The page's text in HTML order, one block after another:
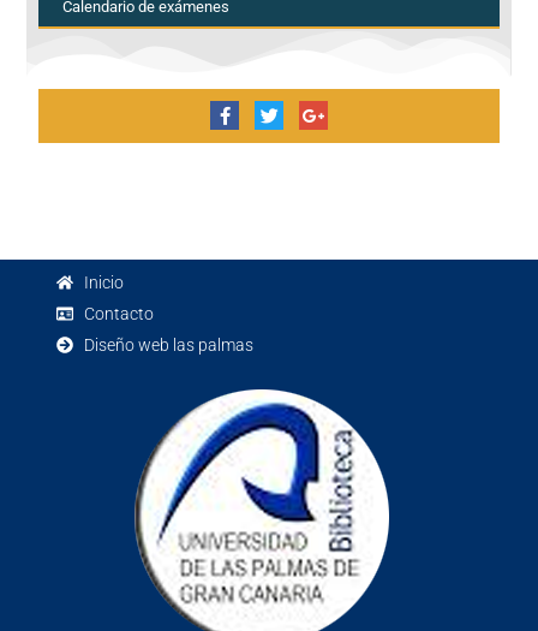
Calendario de exámenes
Inicio
Contacto
Diseño web las palmas